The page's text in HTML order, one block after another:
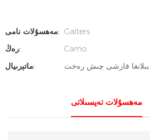
مەھسۇلات نامى: Gaiters
رەڭ:
Camo
ماتېرىيال:
يىلانغا قارشى چىش رەخت
مەھسۇلات تەپسىلاتى